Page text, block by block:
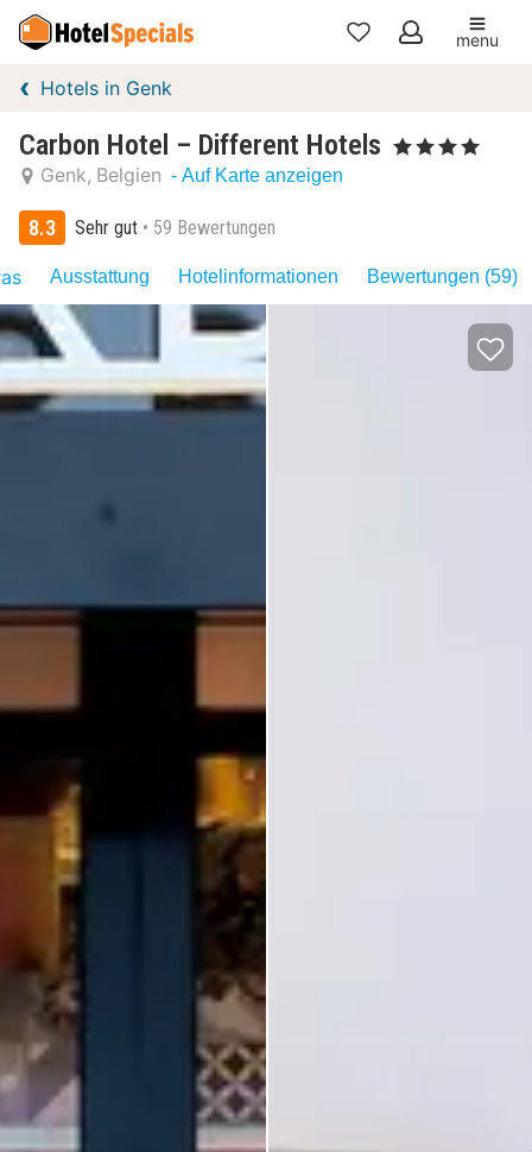
Meine
menu
Hotels in Genk
Carbon Hotel – Different Hotels , 4 Sterne
Genk Belgien - Auf Karte anzeigen
8.3 Sehr gut 59 Bewertungen
Ausstattung Hotelinformationen Bewertungen (59)